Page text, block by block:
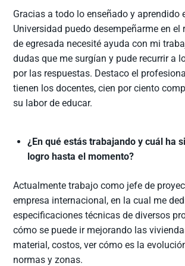
Gracias a todo lo enseñado y aprendido
Universidad puedo desempeñarme en el
de egresada necesité ayuda con mi
dudas que me surgían y pude recurrir a
por las respuestas. Destaco el
tienen los docentes, cien por ciento
su labor de educar.
¿En qué estás trabajando y cuál ha
logro hasta el momento?
Actualmente trabajo como jefe de
empresa internacional, en la cual me
especificaciones técnicas de diversos
cómo se puede ir mejorando las
material, costos, ver cómo es la
normas y zonas.